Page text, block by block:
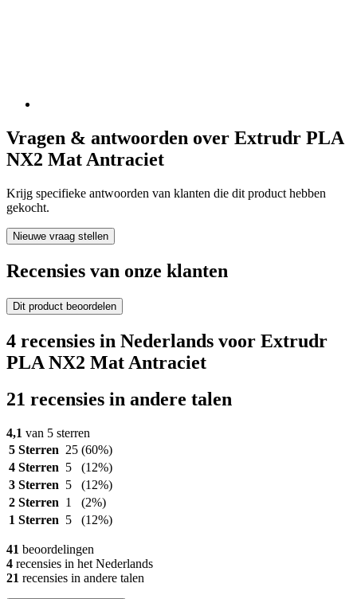
Vragen & antwoorden over Extrudr PLA
NX2 Mat Antraciet
Krijg specifieke antwoorden van klanten die dit product hebben
gekocht.
Nieuwe vraag stellen
Recensies van onze klanten
Dit product beoordelen
4 recensies in Nederlands voor Extrudr
PLA NX2 Mat Antraciet
21 recensies in andere talen
4,1 van 5 sterren
5 Sterren 25 (60%)
4 Sterren 5
(12%)
3 Sterren 5
(12%)
2 Sterren 1
(2%)
1 Sterren 5 (12%)
41 beoordelingen
4 recensies in het Nederlands
21 recensies in andere talen